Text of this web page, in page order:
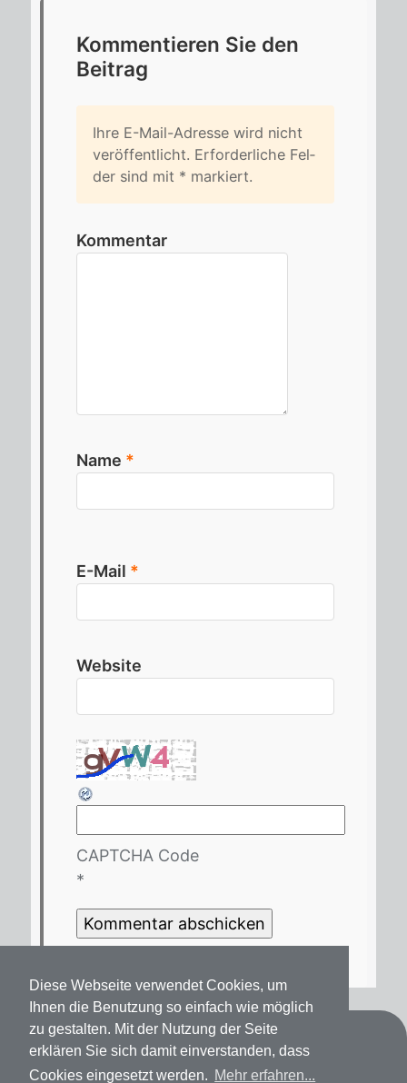
Diese Webseite verwendet Cookies, um
Ihnen die Benutzung so einfach wie möglich
zu gestalten. Mit der Nutzung der Seite
erklären Sie sich damit einverstanden, dass
Cookies eingesetzt werden. Mehr erfahren...
Kom­men­tie­ren Sie den
Bei­trag
Ihre E-Mail-Adres­se wird nicht
ver­öf­fent­licht. Er­for­der­li­che Fel­
der sind mit * mar­kiert.
Kommentar
Name *
E-Mail *
Website
CAPTCHA Code
*
Kontakt